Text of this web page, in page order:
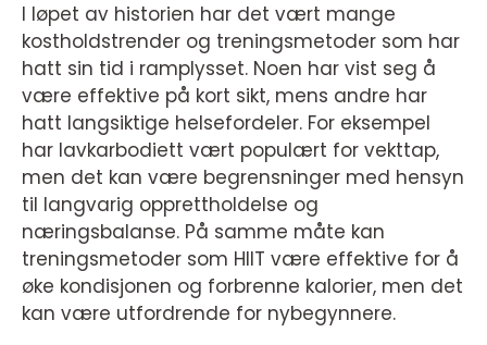
I løpet av historien har det vært mange
kostholdstrender og treningsmetoder som har
hatt sin tid i ramplysset. Noen har vist seg å
være effektive på kort sikt, mens andre har
hatt langsiktige helsefordeler. For eksempel
har lavkarbodiett vært populært for vekttap,
men det kan være begrensninger med hensyn
til langvarig opprettholdelse og
næringsbalanse. På samme måte kan
treningsmetoder som HIIT være effektive for å
øke kondisjonen og forbrenne kalorier, men det
kan være utfordrende for nybegynnere.